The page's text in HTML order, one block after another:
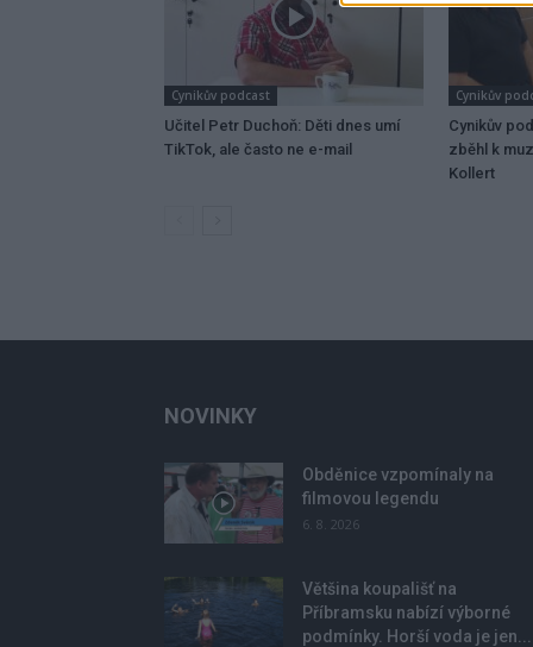
Cynikův podcast
Učitel Petr Duchoň: Děti dnes umí
TikTok, ale často ne e-mail
Cynikův
Cynikův
zběhl k
Kollert
NOVINKY
Obděnice vzpomínaly na
filmovou legendu
6. 8. 2026
Většina koupališť na
Příbramsku nabízí výborné
podmínky. Horší voda je jen...